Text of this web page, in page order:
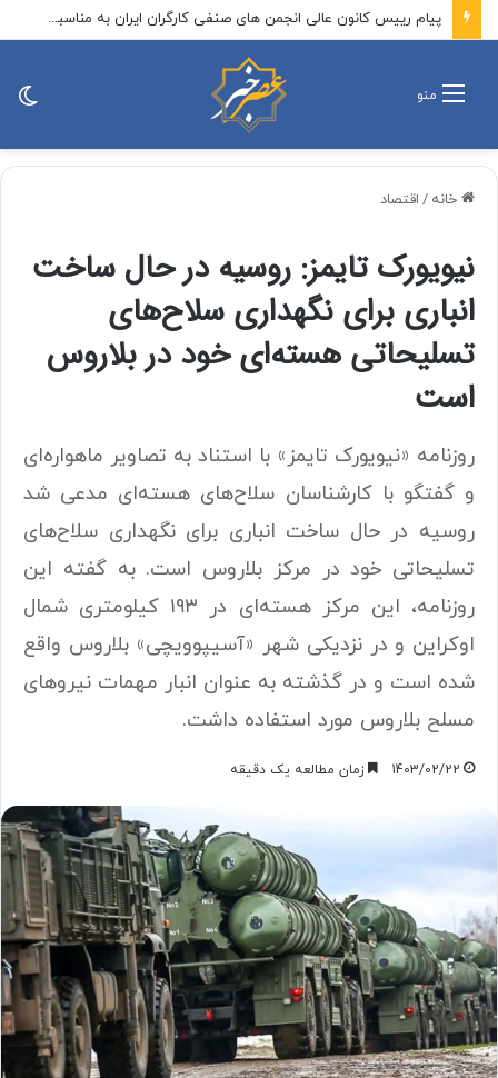
پیام رییس کانون عالی انجمن های صنفی کارگران ایران به مناسبت روز خبرنگار
منو
خانه / اقتصاد
نیویورک تایمز: روسیه در حال ساخت
انباری برای نگهداری سلاح‌های
تسلیحاتی هسته‌ای خود در بلاروس
است
روزنامه «نیویورک تایمز» با استناد به تصاویر ماهواره‌ای
و گفتگو با کارشناسان سلاح‌های هسته‌ای مدعی شد
روسیه در حال ساخت انباری برای نگهداری سلاح‌های
تسلیحاتی خود در مرکز بلاروس است. به گفته این
روزنامه، این مرکز هسته‌ای در ۱۹۳ کیلومتری شمال
اوکراین و در نزدیکی شهر «آسیپوویچی» بلاروس واقع
شده است و در گذشته به عنوان انبار مهمات نیرو‌های
مسلح بلاروس مورد استفاده داشت.
1403/02/22 زمان مطالعه یک دقیقه